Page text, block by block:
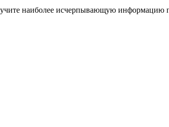
наиболее исчерпывающую информацию